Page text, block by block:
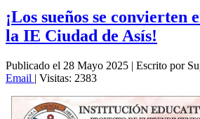
¡Los sueños se convierten
la IE Ciudad de Asís!
Publicado el 28 Mayo 2025 | Escrito por
Email | Visitas: 2383